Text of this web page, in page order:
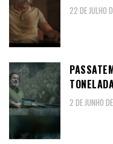
22 DE JULHO
2 DE JUNHO